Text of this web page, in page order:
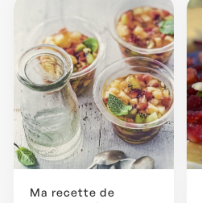
Ma recette de